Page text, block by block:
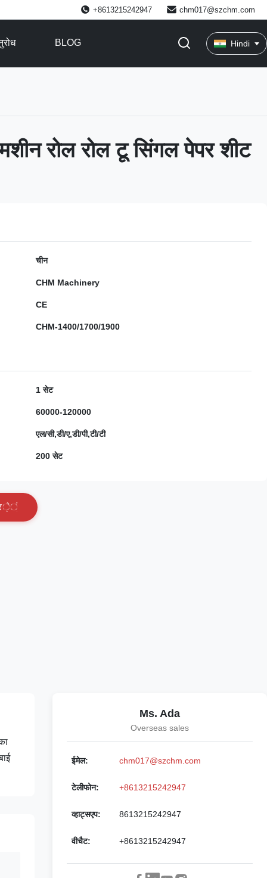
+8613215242947 chm017@szchm.com
BLOG Hindi
रोल रोल टू सिंगल पेपर शीट
चीन
CHM Machinery
CE
CHM-1400/1700/1900
1 सेट
60000-120000
एल/सी,डी/ए,डी/पी,टी/टी
200 सेट
ें
Ms. Ada
Overseas sales
ईमेल: chm017@szchm.com
टेलीफोन: +8613215242947
व्हाट्सएप: 8613215242947
वीचैट: +8613215242947